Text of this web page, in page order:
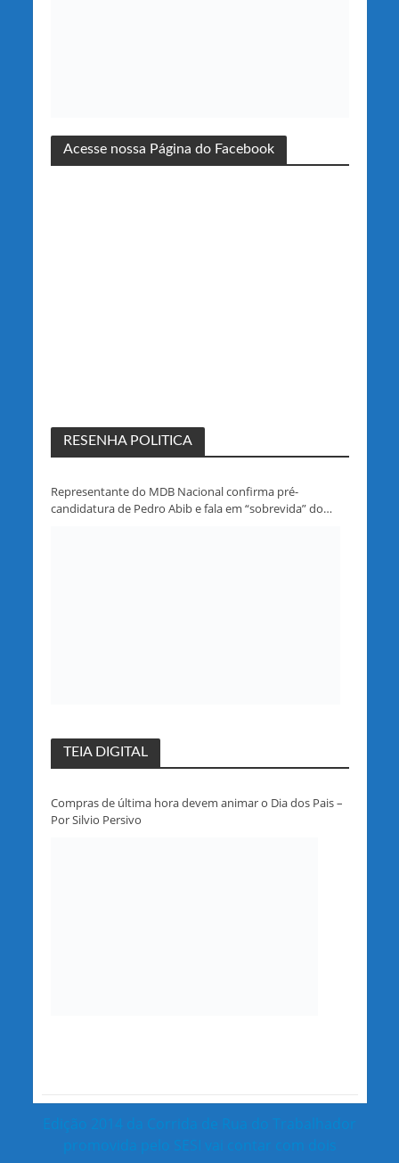
Acesse nossa Página do Facebook
RESENHA POLITICA
Representante do MDB Nacional confirma pré-
candidatura de Pedro Abib e fala em “sobrevida” do
TEIA DIGITAL
Compras de última hora devem animar o Dia dos Pais –
Por Silvio Persivo
Edição 2014 da Corrida de Rua do Trabalhador
promovida pelo SESI vai contar com dois